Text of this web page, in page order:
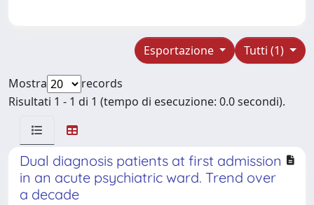
Tutti (1)
Esportazione
Mostra
records
Risultati 1 - 1 di 1 (tempo di esecuzione: 0.0 secondi).
Dual diagnosis patients at first admission
in an acute psychiatric ward. Trend over
a decade